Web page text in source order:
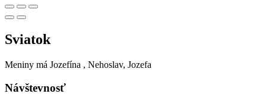
Sviatok
Meniny má Jozefína , Nehoslav, Jozefa
Návštevnosť